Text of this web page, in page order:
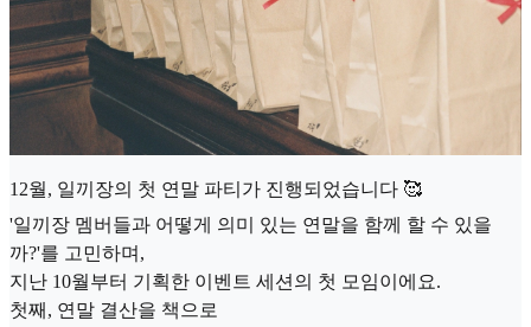
12월, 일끼장의 첫 연말 파티가 진행되었습니다 🥰
'일끼장 멤버들과 어떻게 의미 있는 연말을 함께 할 수 있을
까?'를 고민하며,
지난 10월부터 기획한 이벤트 세션의 첫 모임이에요.
첫째, 연말 결산을 책으로